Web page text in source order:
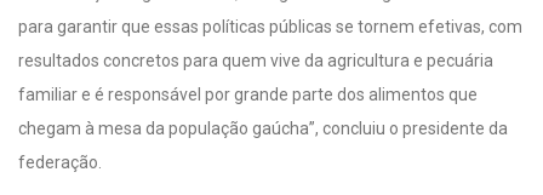
para garantir que essas políticas públicas se tornem efetivas, com
resultados concretos para quem vive da agricultura e pecuária
familiar e é responsável por grande parte dos alimentos que
chegam à mesa da população gaúcha”, concluiu o presidente da
federação.